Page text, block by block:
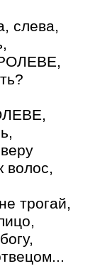
слева,
волос,
трогай,